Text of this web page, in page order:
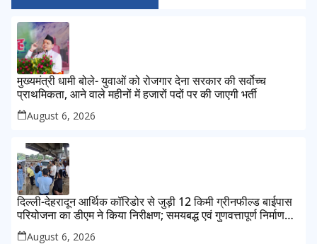
मुख्यमंत्री धामी बोले- युवाओं को रोजगार देना सरकार की सर्वोच्च
प्राथमिकता, आने वाले महीनों में हजारों पदों पर की जाएगी भर्ती
August 6, 2026
दिल्ली-देहरादून आर्थिक कॉरिडोर से जुड़ी 12 किमी ग्रीनफील्ड बाईपास
परियोजना का डीएम ने किया निरीक्षण; समयबद्ध एवं गुणवत्तापूर्ण निर्माण
सुनिश्चित करने के निर्देश, सुरक्षा मानकों से कोई समझौता नहींः डीएम
August 6, 2026